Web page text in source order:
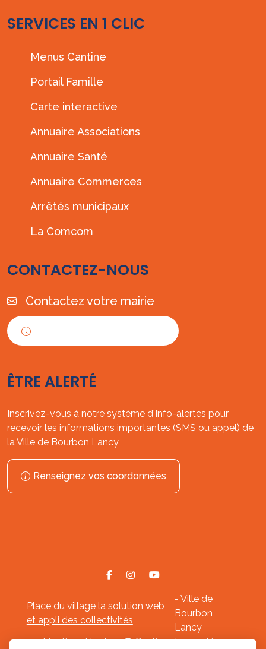
SERVICES EN 1 CLIC
Menus Cantine
Portail Famille
Carte interactive
Annuaire Associations
Annuaire Santé
Annuaire Commerces
Arrêtés municipaux
La Comcom
CONTACTEZ-NOUS
Contactez votre mairie
ÊTRE ALERTÉ
Inscrivez-vous à notre système d'Info-alertes pour
recevoir les informations importantes (SMS ou appel) de
la Ville de Bourbon Lancy
Renseignez vos coordonnées
Place du village la solution web
et appli des collectivités
- Ville de
Bourbon
Lancy
Mentions légales- Gestion des cookies